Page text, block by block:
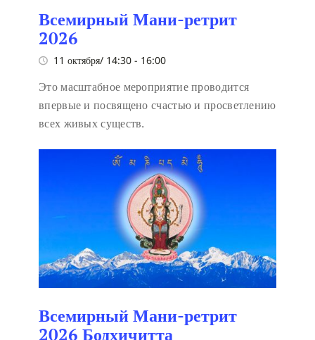
Всемирный Мани-ретрит
2026
11 октября/ 14:30 - 16:00
Это масштабное мероприятие проводится
впервые и посвящено счастью и просветлению
всех живых существ.
Всемирный Мани-ретрит
2026 Бодхичитта